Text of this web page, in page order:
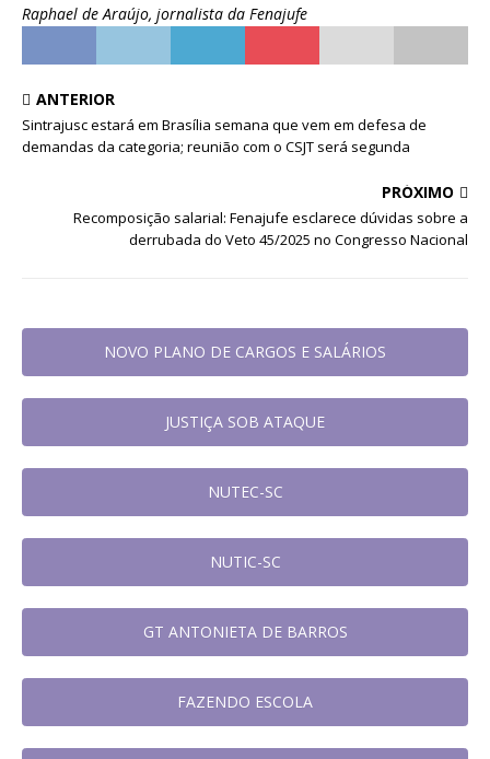
Raphael de Araújo, jornalista da Fenajufe
ANTERIOR
Sintrajusc estará em Brasília semana que vem em defesa de
demandas da categoria; reunião com o CSJT será segunda
PRÓXIMO
Recomposição salarial: Fenajufe esclarece dúvidas sobre a
derrubada do Veto 45/2025 no Congresso Nacional
NOVO PLANO DE CARGOS E SALÁRIOS
JUSTIÇA SOB ATAQUE
NUTEC-SC
NUTIC-SC
GT ANTONIETA DE BARROS
FAZENDO ESCOLA